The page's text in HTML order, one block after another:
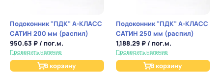
Подоконник "ПДК" А-КЛАСС
САТИН 200 мм (распил)
950.63 ₽ / пог.м.
Проверить наличие
В корзину
Подоконник "ПДК" А-КЛАСС
САТИН 250 мм (распил)
1,188.29 ₽ / пог.м.
Проверить наличие
В корзину